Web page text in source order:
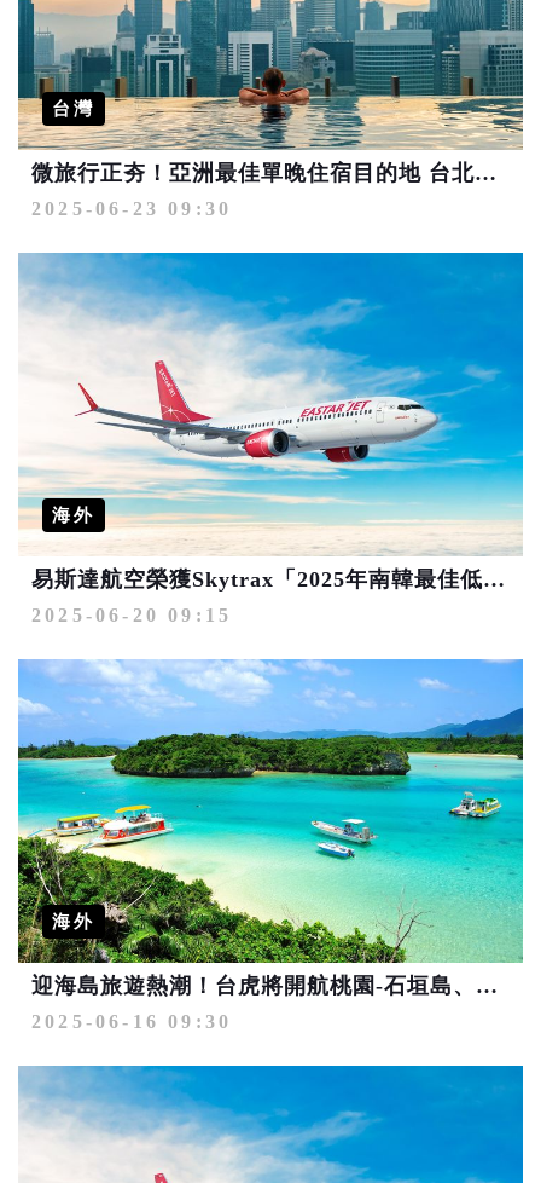
台灣
微旅行正夯！亞洲最佳單晚住宿目的地 台北、高雄都進榜
2025-06-23 09:30
海外
易斯達航空榮獲Skytrax「2025年南韓最佳低成本航空公司」肯定
2025-06-20 09:15
海外
迎海島旅遊熱潮！台虎將開航桃園-石垣島、台中&高雄-濟州島航線
2025-06-16 09:30